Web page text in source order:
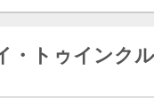
・トゥインク